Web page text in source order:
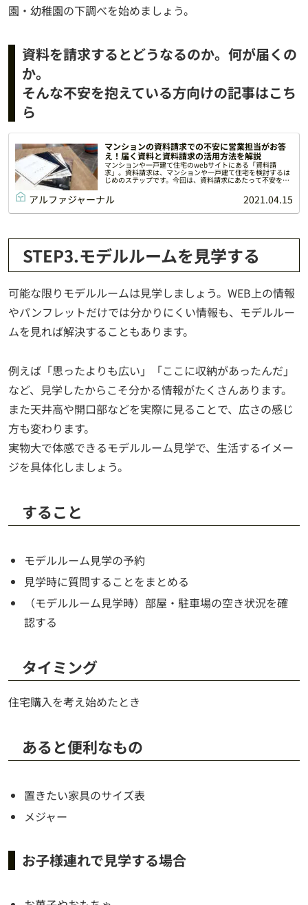
園・幼稚園の下調べを始めましょう。
資料を請求するとどうなるのか。何が届くの
か。
そんな不安を抱えている方向けの記事はこち
ら
マンションの資料請求での不安に営業担当がお答
え！届く資料と資料請求の活用方法を解説
マンションや一戸建て住宅のwebサイトにある「資料請
求」。資料請求は、マンションや一戸建て住宅を検討するは
じめのステップです。今回は、資料請求にあたって不安を感
や、資料請求時のポイントを解説します。
アルファジャーナル 2021.04.15
STEP3.モデルルームを見学する
可能な限りモデルルームは見学しましょう。WEB上の情報
やパンフレットだけでは分かりにくい情報も、モデルルー
ムを見れば解決することもあります。
例えば「思ったよりも広い」「ここに収納があったんだ」
など、見学したからこそ分かる情報がたくさんあります。
また天井高や開口部などを実際に見ることで、広さの感じ
方も変わります。
実物大で体感できるモデルルーム見学で、生活するイメー
ジを具体化しましょう。
すること
モデルルーム見学の予約
見学時に質問することをまとめる
（モデルルーム見学時）部屋・駐車場の空き状況を確
認する
タイミング
住宅購入を考え始めたとき
あると便利なもの
置きたい家具のサイズ表
メジャー
お子様連れで見学する場合